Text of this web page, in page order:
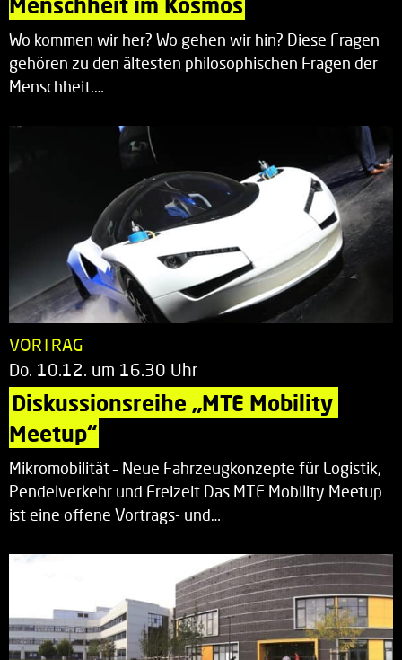
Wo kommen wir her? Wo gehen wir hin? Diese Fragen
gehören zu den ältesten philosophischen Fragen der
Menschheit.…
VORTRAG
Do. 10.12. um 16.30 Uhr
Diskussionsreihe „MTE Mobility
Meetup“
Mikromobilität – Neue Fahrzeugkonzepte für Logistik,
Pendelverkehr und Freizeit Das MTE Mobility Meetup
ist eine offene Vortrags- und…